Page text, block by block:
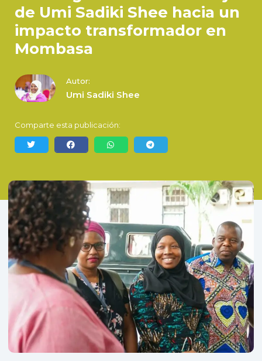
de Umi Sadiki Shee hacia un
impacto transformador en
Mombasa
Autor:
Umi Sadiki Shee
Comparte esta publicación: